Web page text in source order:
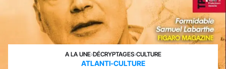
A LA UNE›DÉCRYPTAGES›CULTURE
ATLANTI-CULTURE